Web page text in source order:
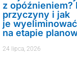
z opóźnieniem?
przyczyny i jak
je
na etapie
24 lipca, 2026